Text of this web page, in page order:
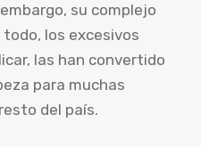
su complejo
los excesivos
las han convertido
para muchas
del país.